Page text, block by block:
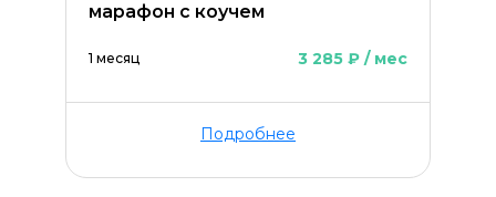
марафон с коучем
1 месяц 3 285 ₽ / мес
Подробнее